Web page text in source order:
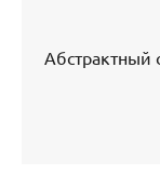
Абстрактный